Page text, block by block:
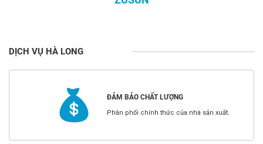
DỊCH VỤ HÀ LONG
ĐẢM BẢO CHẤT LƯỢNG
Phân phối chính thức của nhà sản xuất.